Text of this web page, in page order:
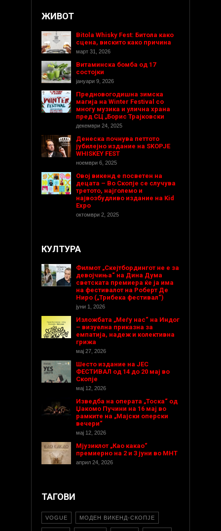
ЖИВОТ
Bitola Whisky Fest: Битола како
сцена, вискито како причина
март 31, 2026
Витаминска бомба од 17
состојки
јануари 9, 2026
Предновогодишнa зимска
магија на Winter Festival со
многу музика и улична храна
пред СЦ „Борис Трајковски
декември 24, 2025
Денеска почнува петтото
јубилејно издание на SKOPJE
WHISKEY FEST
ноември 6, 2025
Овој викенд е посветен на
децата – Во Скопје се случува
третото, најголемо и
највозбудливо издание на Kid
Expo
октомври 2, 2025
КУЛТУРА
Филмот „Скејтбордингот не е за
девојчиња“ на Дина Дума
светската премиера ќе ја има
на фестивалот на Роберт Де
Ниро („Трибека фестивал“)
јуни 1, 2026
Изложбата „Меѓу нас“ на Индог
– визуелна приказна за
емпатија, надеж и колективна
грижа
мај 27, 2026
Шесто издание на ЈЕС
ФЕСТИВАЛ од 14 до 20 мај во
Скопје
мај 12, 2026
Изведба на операта „Тоска“ од
Џакомо Пучини на 16 мај во
рамките на „Мајски оперски
вечери“
мај 12, 2026
Мјузиклот „Као какао“
премиерно на 2 и 3 јуни во МНТ
април 24, 2026
ТАГОВИ
VOGUE МОДЕН ВИКЕНД-СКОПЈЕ